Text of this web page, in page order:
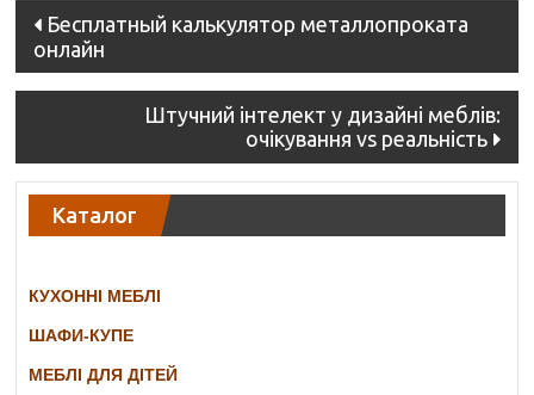
Post
navigation
Бесплатный калькулятор металлопроката
онлайн
Штучний інтелект у дизайні меблів:
очікування vs реальність
Каталог
КУХОННІ МЕБЛІ
ШАФИ-КУПЕ
МЕБЛІ ДЛЯ ДІТЕЙ